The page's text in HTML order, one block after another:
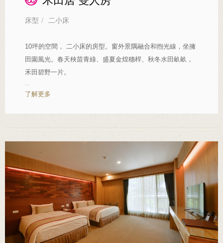
床型 / 二小床
10坪的空間， 二小床的房型。窗外景隅融合和煦光線，坐擁
田園風光。春天秧苗青綠、盛夏金煌穗桿、秋冬水田畝畝，
禾田碧野一片。
了解更多